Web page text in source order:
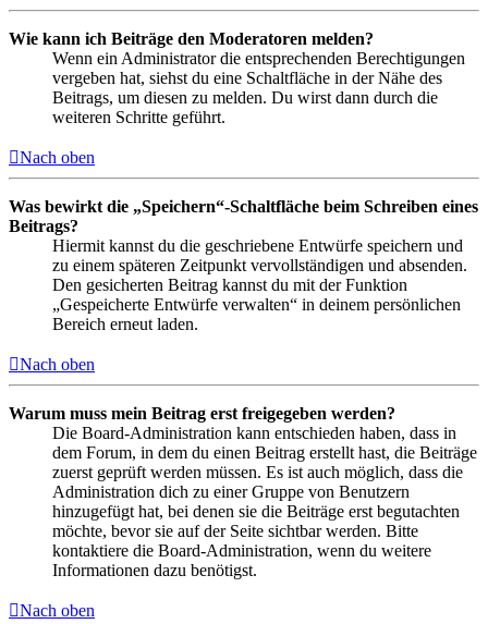
Wie kann ich Beiträge den Moderatoren melden?
Wenn ein Administrator die entsprechenden Berechtigungen
vergeben hat, siehst du eine Schaltfläche in der Nähe des
Beitrags, um diesen zu melden. Du wirst dann durch die
weiteren Schritte geführt.
Nach oben
Was bewirkt die „Speichern“-Schaltfläche beim Schreiben eines
Beitrags?
Hiermit kannst du die geschriebene Entwürfe speichern und
zu einem späteren Zeitpunkt vervollständigen und absenden.
Den gesicherten Beitrag kannst du mit der Funktion
„Gespeicherte Entwürfe verwalten“ in deinem persönlichen
Bereich erneut laden.
Nach oben
Warum muss mein Beitrag erst freigegeben werden?
Die Board-Administration kann entschieden haben, dass in
dem Forum, in dem du einen Beitrag erstellt hast, die Beiträge
zuerst geprüft werden müssen. Es ist auch möglich, dass die
Administration dich zu einer Gruppe von Benutzern
hinzugefügt hat, bei denen sie die Beiträge erst begutachten
möchte, bevor sie auf der Seite sichtbar werden. Bitte
kontaktiere die Board-Administration, wenn du weitere
Informationen dazu benötigst.
Nach oben